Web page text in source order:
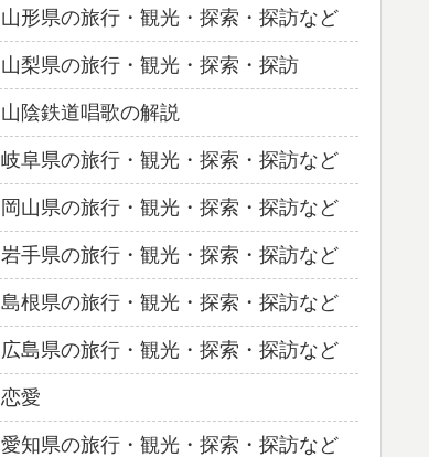
山形県の旅行・観光・探索・探訪など
山梨県の旅行・観光・探索・探訪
山陰鉄道唱歌の解説
岐阜県の旅行・観光・探索・探訪など
岡山県の旅行・観光・探索・探訪など
岩手県の旅行・観光・探索・探訪など
島根県の旅行・観光・探索・探訪など
広島県の旅行・観光・探索・探訪など
恋愛
愛知県の旅行・観光・探索・探訪など